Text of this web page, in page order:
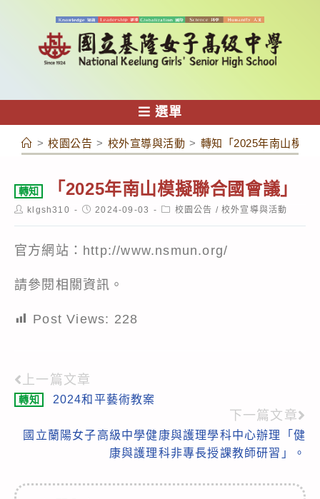
容
選單
> 校園公告 > 校外宣導與活動 > 轉知「2025年南山模擬
轉知 「2025年南山模擬聯合國會議」
Postklgsh310
Post2024-09-03
Post校園公告 / 校外宣導與活動
官方網站：http://www.nsmun.org/
請參閱相關資訊。
Post Views: 228
Read
more
articles
上一篇文章
轉知 2024和平藝術教案
下一篇文章
國立蘭陽女子高級中學健康與護理學科中心辦理「健
康與護理科非專長授課教師研習」。